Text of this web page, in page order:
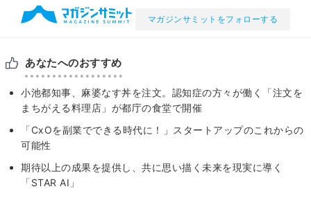
マガジンサミットをフォローする
あなたへのおすすめ
小池都知事、麻婆なす丼を注文。認知症の方々が働く「注文を
まちがえる料理店」が都庁の食堂で開催
「CxOを副業でできる時代に！」スタートアップのこれからの
可能性
期待以上の成果を提供し、共に思い描く未来を現実に導く
「STAR AI」